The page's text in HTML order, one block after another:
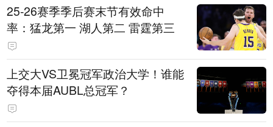
25-26赛季季后赛末节有效命中
率：猛龙第一 湖人第二 雷霆第三
上交大VS卫冕冠军政治大学！谁能
夺得本届AUBL总冠军？